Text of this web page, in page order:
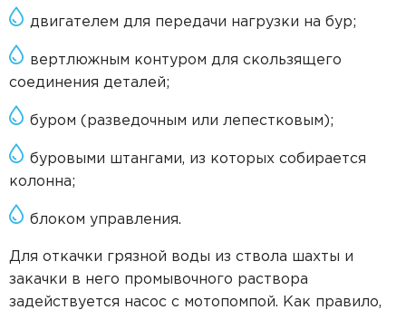
двигателем для передачи нагрузки на бур;
вертлюжным контуром для скользящего
соединения деталей;
буром (разведочным или лепестковым);
буровыми штангами, из которых собирается
колонна;
блоком управления.
Для откачки грязной воды из ствола шахты и
закачки в него промывочного раствора
задействуется насос с мотопомпой. Как правило,